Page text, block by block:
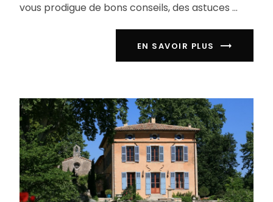
vous prodigue de bons conseils, des astuces ...
EN SAVOIR PLUS